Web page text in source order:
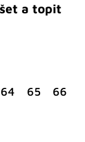
a topit
64 65 66